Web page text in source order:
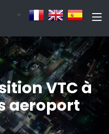
VTC à
aeroport